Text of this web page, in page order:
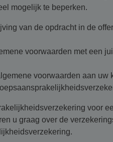
mogelijk te beperken.
van de opdracht in de
voorwaarden met een
voorwaarden aan uw
voor
u graag over de